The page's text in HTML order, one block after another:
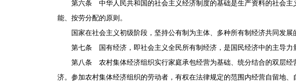
第六条 中华人民共和国的社会主义经济制度的基础是生产资料的社会主
能、按劳分配的原则。
国家在社会主义初级阶段，坚持公有制为主体、多种所有制经济共同发展
第七条 国有经济，即社会主义全民所有制经济，是国民经济中的主导力
第八条 农村集体经济组织实行家庭承包经营为基础、统分结合的双层经
济。参加农村集体经济组织的劳动者，有权在法律规定的范围内经营自留地、